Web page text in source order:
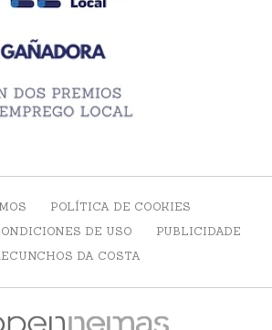
POLÍTICA DE COOKIES
DE USO
PUBLICIDADE
DA COSTA